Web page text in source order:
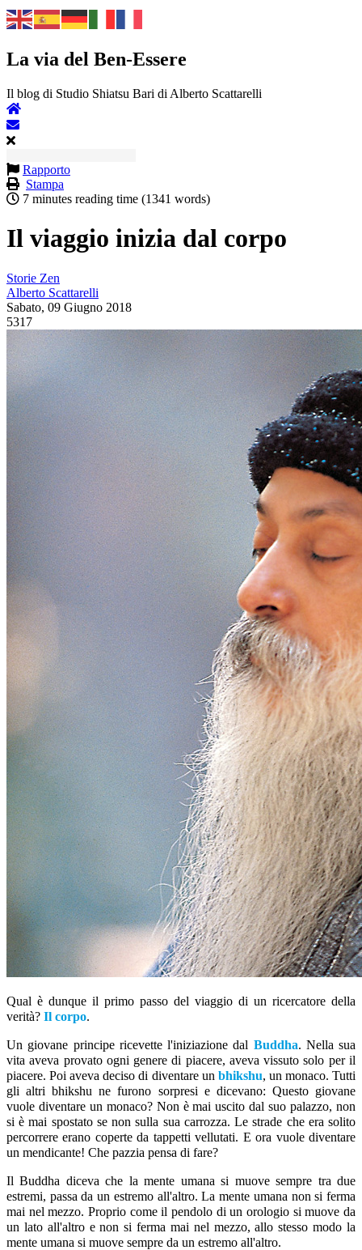
La via del Ben-Essere
Il blog di Studio Shiatsu Bari di Alberto Scattarelli
Rapporto
Stampa
7 minutes reading time (1341 words)
Il viaggio inizia dal corpo
Storie Zen
Alberto Scattarelli
Sabato, 09 Giugno 2018
5317
Qual è dunque il primo passo del viaggio di un ricercatore della
verità? Il corpo.
Un giovane principe ricevette l'iniziazione dal Buddha. Nella sua
vita aveva provato ogni genere di piacere, aveva vissuto solo per il
piacere. Poi aveva deciso di diventare un bhikshu, un monaco. Tutti
gli altri bhikshu ne furono sorpresi e dicevano: Questo giovane
vuole diventare un monaco? Non è mai uscito dal suo palazzo, non
si è mai spostato se non sulla sua carrozza. Le strade che era solito
percorrere erano coperte da tappetti vellutati. E ora vuole diventare
un mendicante! Che pazzia pensa di fare?
Il Buddha diceva che la mente umana si muove sempre tra due
estremi, passa da un estremo all'altro. La mente umana non si ferma
mai nel mezzo. Proprio come il pendolo di un orologio si muove da
un lato all'altro e non si ferma mai nel mezzo, allo stesso modo la
mente umana si muove sempre da un estremo all'altro.